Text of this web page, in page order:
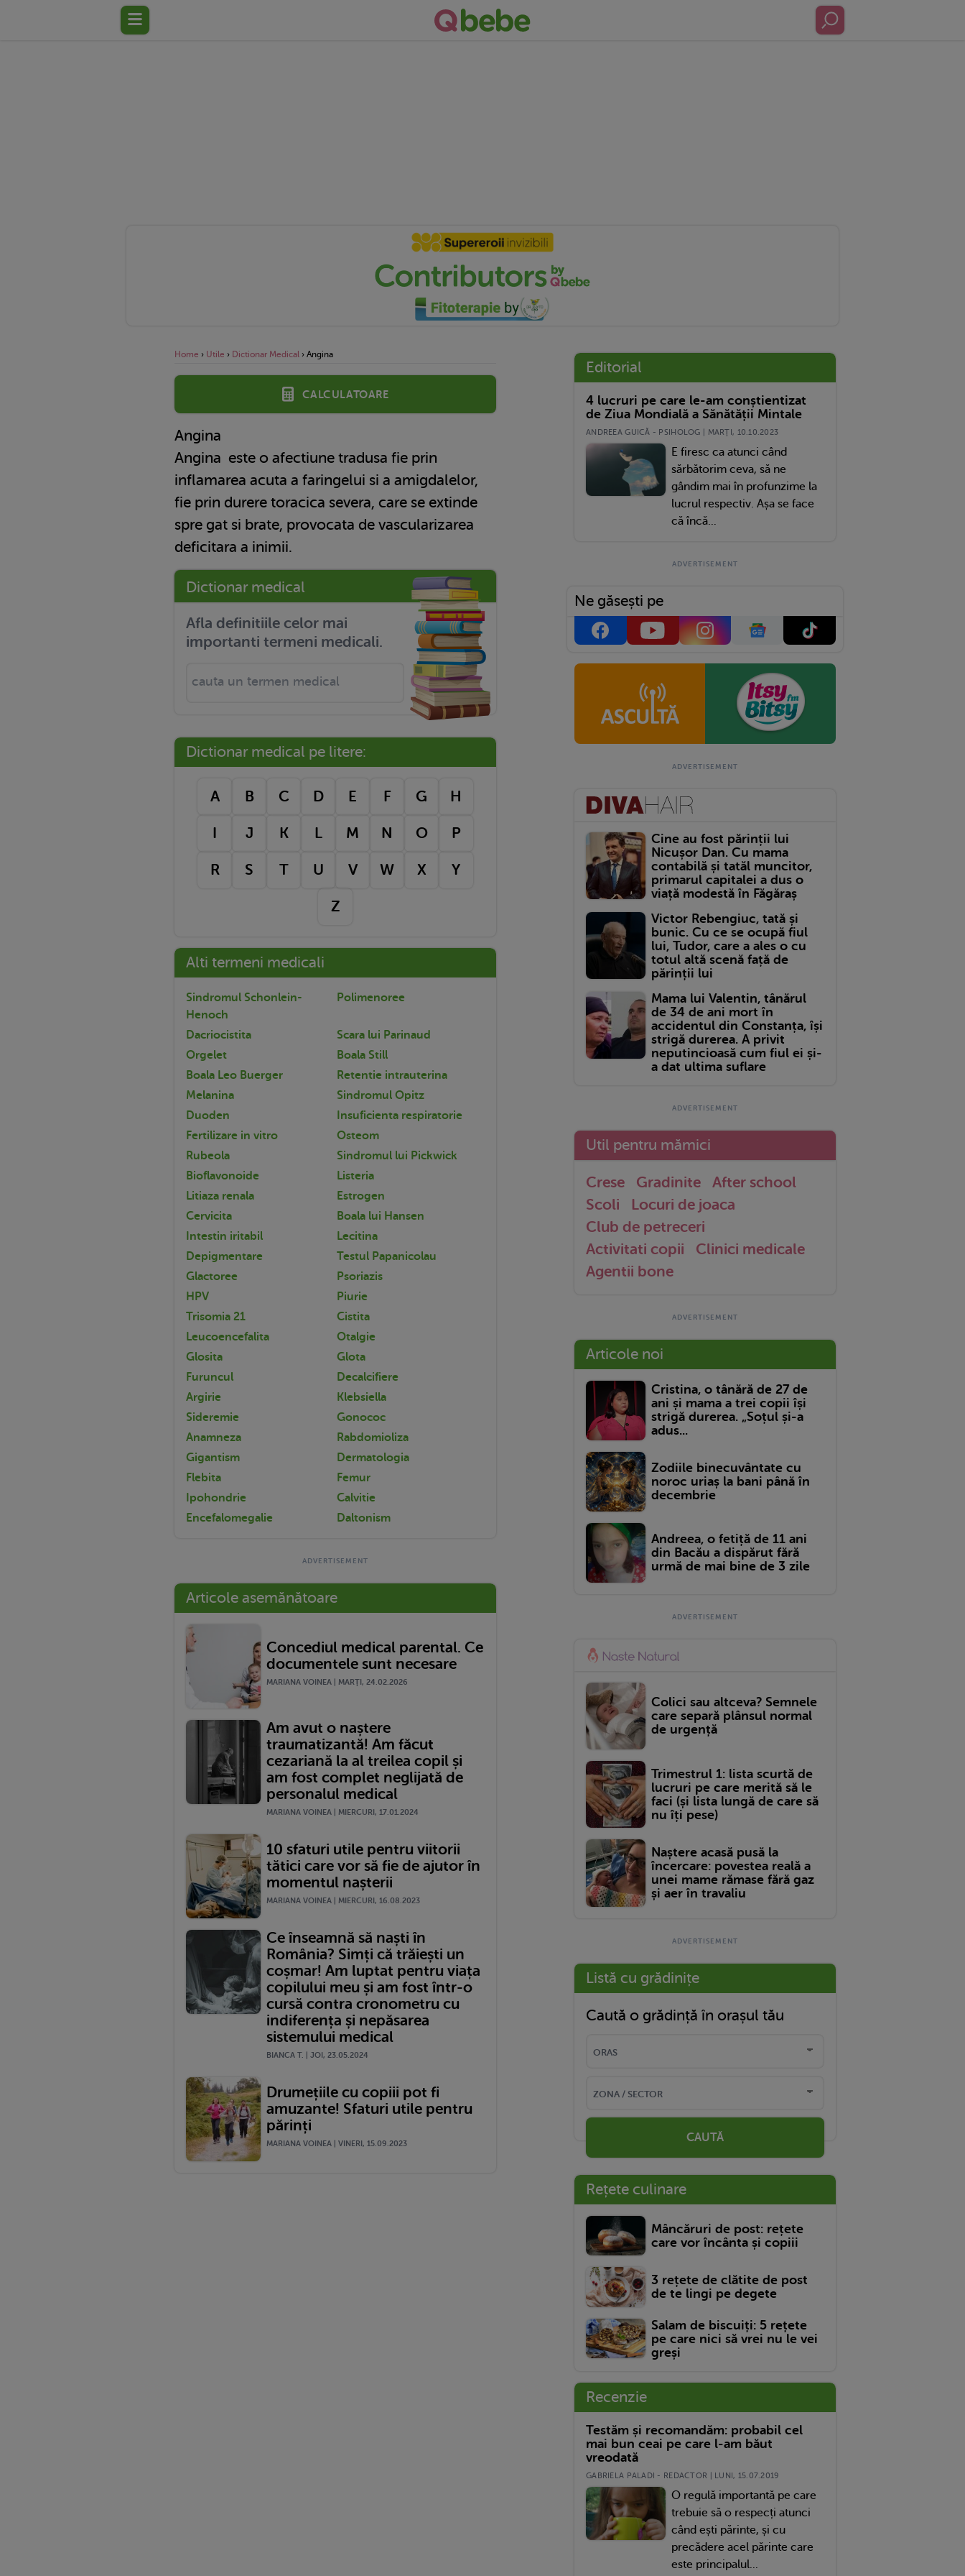
Home › Utile › Dictionar Medical › Angina
Calculatoare
Angina
Angina este o afectiune tradusa fie prin
inflamarea acuta a faringelui si a amigdalelor,
fie prin durere toracica severa, care se extinde
spre gat si brate, provocata de vascularizarea
deficitara a inimii.
Dictionar medical
Afla definitiile celor mai
importanti termeni medicali.
Dictionar medical pe litere:
A B C D E F G H
I J K L M N O P
R S T U V W X Y
Z
Alti termeni medicali
Sindromul Schonlein-
Henoch
Polimenoree
Dacriocistita
Scara lui Parinaud
Orgelet
Boala Still
Boala Leo Buerger
Retentie intrauterina
Melanina
Sindromul Opitz
Duoden
Insuficienta respiratorie
Fertilizare in vitro
Osteom
Rubeola
Sindromul lui Pickwick
Bioflavonoide
Listeria
Litiaza renala
Estrogen
Cervicita
Boala lui Hansen
Intestin iritabil
Lecitina
Depigmentare
Testul Papanicolau
Glactoree
Psoriazis
HPV
Piurie
Trisomia 21
Cistita
Leucoencefalita
Otalgie
Glosita
Glota
Furuncul
Decalcifiere
Argirie
Klebsiella
Sideremie
Gonococ
Anamneza
Rabdomioliza
Gigantism
Dermatologia
Flebita
Femur
Ipohondrie
Calvitie
Encefalomegalie
Daltonism
Articole asemănătoare
Concediul medical parental. Ce
documentele sunt necesare
MARIANA VOINEA | MARŢI, 24.02.2026
Am avut o naștere
traumatizantă! Am făcut
cezariană la al treilea copil și
am fost complet neglijată de
personalul medical
MARIANA VOINEA | MIERCURI, 17.01.2024
10 sfaturi utile pentru viitorii
tătici care vor să fie de ajutor în
momentul nașterii
MARIANA VOINEA | MIERCURI, 16.08.2023
Ce înseamnă să naști în
România? Simți că trăiești un
coșmar! Am luptat pentru viața
copilului meu și am fost într-o
cursă contra cronometru cu
indiferența și nepăsarea
sistemului medical
BIANCA T. | JOI, 23.05.2024
Drumețiile cu copiii pot fi
amuzante! Sfaturi utile pentru
părinți
MARIANA VOINEA | VINERI, 15.09.2023
Editorial
4 lucruri pe care le-am conștientizat
de Ziua Mondială a Sănătății Mintale
ANDREEA GUICĂ - PSIHOLOG | MARŢI, 10.10.2023
E firesc ca atunci când
sărbătorim ceva, să ne
gândim mai în profunzime la
lucrul respectiv. Așa se face
că încă...
Ne găsești pe
Cine au fost părinții lui
Nicușor Dan. Cu mama
contabilă și tatăl muncitor,
primarul capitalei a dus o
viață modestă în Făgăraș
Victor Rebengiuc, tată și
bunic. Cu ce se ocupă fiul
lui, Tudor, care a ales o cu
totul altă scenă față de
părinții lui
Mama lui Valentin, tânărul
de 34 de ani mort în
accidentul din Constanța, își
strigă durerea. A privit
neputincioasă cum fiul ei și-
a dat ultima suflare
Util pentru mămici
Crese Gradinite
After school
Scoli
Locuri de joaca
Club de petreceri
Activitati copii
Clinici medicale
Agentii bone
Articole noi
Cristina, o tânără de 27 de
ani și mama a trei copii își
strigă durerea. „Soțul și-a
adus...
Zodiile binecuvântate cu
noroc uriaș la bani până în
decembrie
Andreea, o fetiță de 11 ani
din Bacău a dispărut fără
urmă de mai bine de 3 zile
Colici sau altceva? Semnele
care separă plânsul normal
de urgență
Trimestrul 1: lista scurtă de
lucruri pe care merită să le
faci (și lista lungă de care să
nu îți pese)
Naștere acasă pusă la
încercare: povestea reală a
unei mame rămase fără gaz
și aer în travaliu
Listă cu grădinițe
Caută o grădință în orașul tău
CAUTĂ
Rețete culinare
Mâncăruri de post: rețete
care vor încânta și copiii
3 rețete de clătite de post
de te lingi pe degete
Salam de biscuiți: 5 rețete
pe care nici să vrei nu le vei
greși
Recenzie
Testăm și recomandăm: probabil cel
mai bun ceai pe care l-am băut
vreodată
GABRIELA PALADI - REDACTOR | LUNI, 15.07.2019
O regulă importantă pe care
trebuie să o respecți atunci
când ești părinte, și cu
precădere acel părinte care
este principalul...